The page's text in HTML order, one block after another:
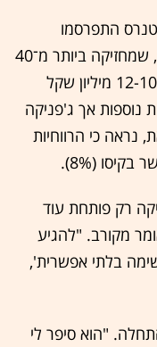
התפרסמו
הערכות שמהן ניתן לגזור כי בג'פניקה, שמחזיקה ביותר מ־40
סניפים, מדובר בהכנסה ממוצעת של 12-10 מיליון שקל
נוספות אך ג'פניקה
נראה כי הרווחיות
רק פותחת עוד
מקורב. "להגיע
בלתי אפשרית',
"הוא סיפר לי